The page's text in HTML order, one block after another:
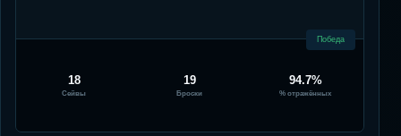
Победа
18
Сейвы
19
Броски
94.7%
% отражённых